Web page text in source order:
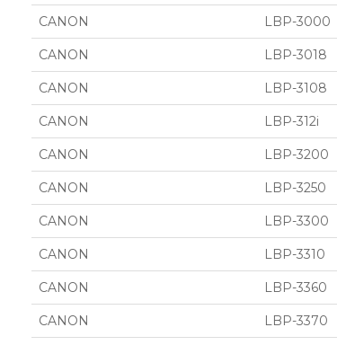
CANON LBP-3000
CANON LBP-3018
CANON LBP-3108
CANON LBP-312i
CANON LBP-3200
CANON LBP-3250
CANON LBP-3300
CANON LBP-3310
CANON LBP-3360
CANON LBP-3370